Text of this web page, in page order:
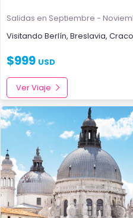
Salidas en Septiembre -
Visitando Berlín, Breslavia,
$999 USD
Ver Viaje